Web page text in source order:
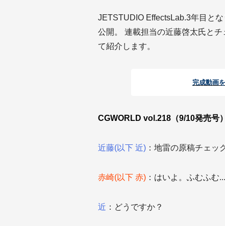
JETSTUDIO EffectsLab.3年目と
公開。 連載担当の近藤啓太氏と
て紹介します。
完成動画
CGWORLD vol.218（9/10発売号
近藤(以下 近) ：地雷の原稿チェッ
赤崎(以下 赤) ：はいよ。ふむふむ...
近 ：どうですか？